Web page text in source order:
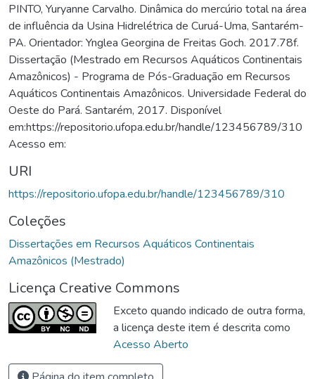
PINTO, Yuryanne Carvalho. Dinâmica do mercúrio total na área
de influência da Usina Hidrelétrica de Curuá-Uma, Santarém-
PA. Orientador: Ynglea Georgina de Freitas Goch. 2017.78f.
Dissertação (Mestrado em Recursos Aquáticos Continentais
Amazônicos) - Programa de Pós-Graduação em Recursos
Aquáticos Continentais Amazônicos. Universidade Federal do
Oeste do Pará. Santarém, 2017. Disponível
em:https://repositorio.ufopa.edu.br/handle/123456789/310
Acesso em:
URI
https://repositorio.ufopa.edu.br/handle/123456789/310
Coleções
Dissertações em Recursos Aquáticos Continentais
Amazônicos (Mestrado)
Licença Creative Commons
Exceto quando indicado de outra forma,
a licença deste item é descrita como
Acesso Aberto